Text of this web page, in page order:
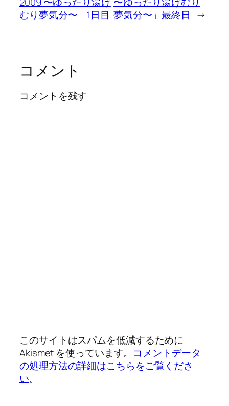
むり夢気分〜」1日目 夢気分〜」最終日
→
コメント
コメントを残す
このサイトはスパムを低減するために
Akismet を使っています。 コメントデータ
の処理方法の詳細はこちらをご覧くださ
い。